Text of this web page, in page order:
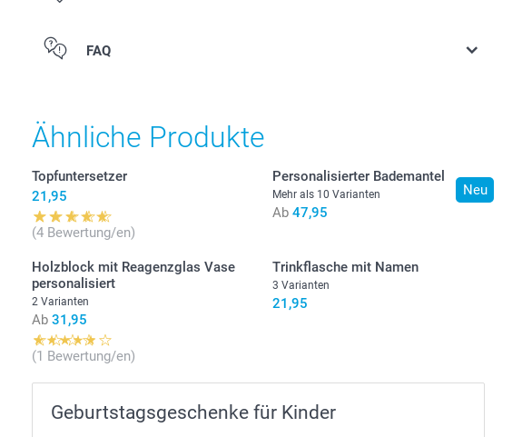
Alle Preise verstehen sich in EURO (€) inkl. MwSt. und zzgl.
FAQ
Ähnliche Produkte
Topfuntersetzer
21,95
(4 Bewertung/en)
Neu
Personalisierter Bademantel
Mehr als 10 Varianten
Ab 47,95
Holzblock mit Reagenzglas Vase
personalisiert
2 Varianten
Ab 31,95
(1 Bewertung/en)
Trinkflasche mit Namen
3 Varianten
21,95
Geburtstagsgeschenke für Kinder